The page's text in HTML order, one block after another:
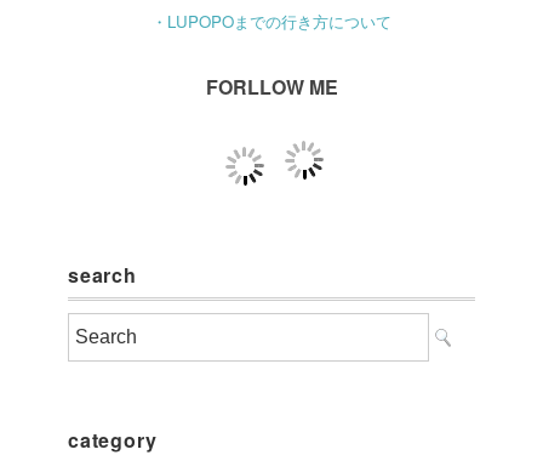
・LUPOPOまでの行き方について
FORLLOW ME
search
category